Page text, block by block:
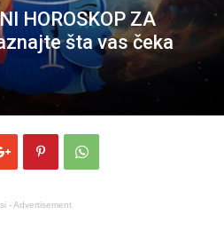
HOROSKOP ZA
šta vas čeka
- Advertisement